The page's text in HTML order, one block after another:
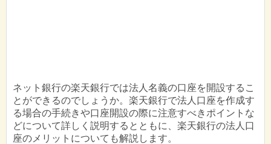
ネット銀行の楽天銀行では法人名義の口座を開設するこ
とができるのでしょうか。楽天銀行で法人口座を作成す
る場合の手続きや口座開設の際に注意すべきポイントな
どについて詳しく説明するとともに、楽天銀行の法人口
座のメリットについても解説します。